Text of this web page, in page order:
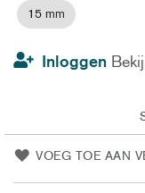
15 mm
Inloggen
VOEG TOE AAN